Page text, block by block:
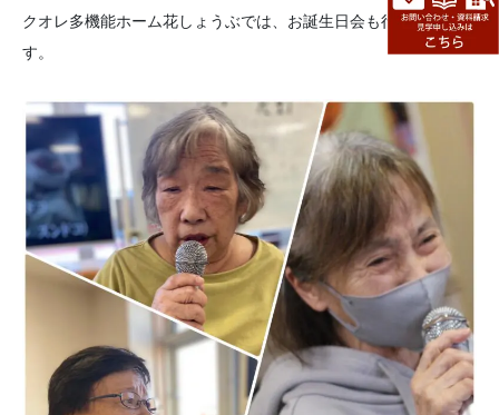
クオレ多機能ホーム花しょうぶでは、お誕生日会も行っていま
す。